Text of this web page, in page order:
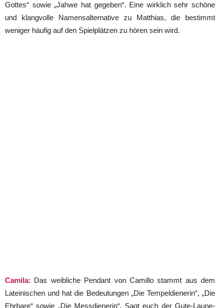
Gottes“ sowie „Jahwe hat gegeben“. Eine wirklich sehr schöne
und klangvolle Namensalternative zu Matthias, die bestimmt
weniger häufig auf den Spielplätzen zu hören sein wird.
Camila: Das weibliche Pendant von Camillo stammt aus dem
Lateinischen und hat die Bedeutungen „Die Tempeldienerin“, „Die
Ehrbare“ sowie „Die Messdienerin“. Sagt euch der Gute-Laune-